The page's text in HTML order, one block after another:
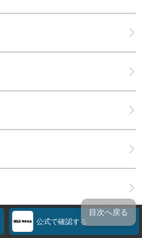
公式で確認する
目次へ戻る